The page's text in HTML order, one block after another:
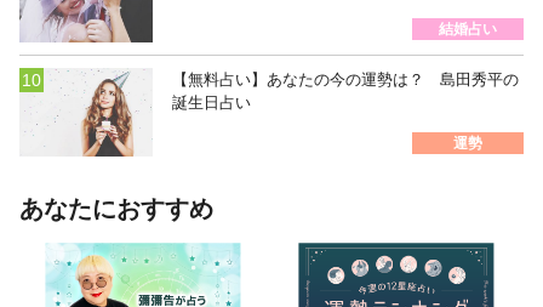
結婚占い
【無料占い】あなたの今の運勢は？ 島田秀平の
誕生日占い
運勢
あなたにおすすめ